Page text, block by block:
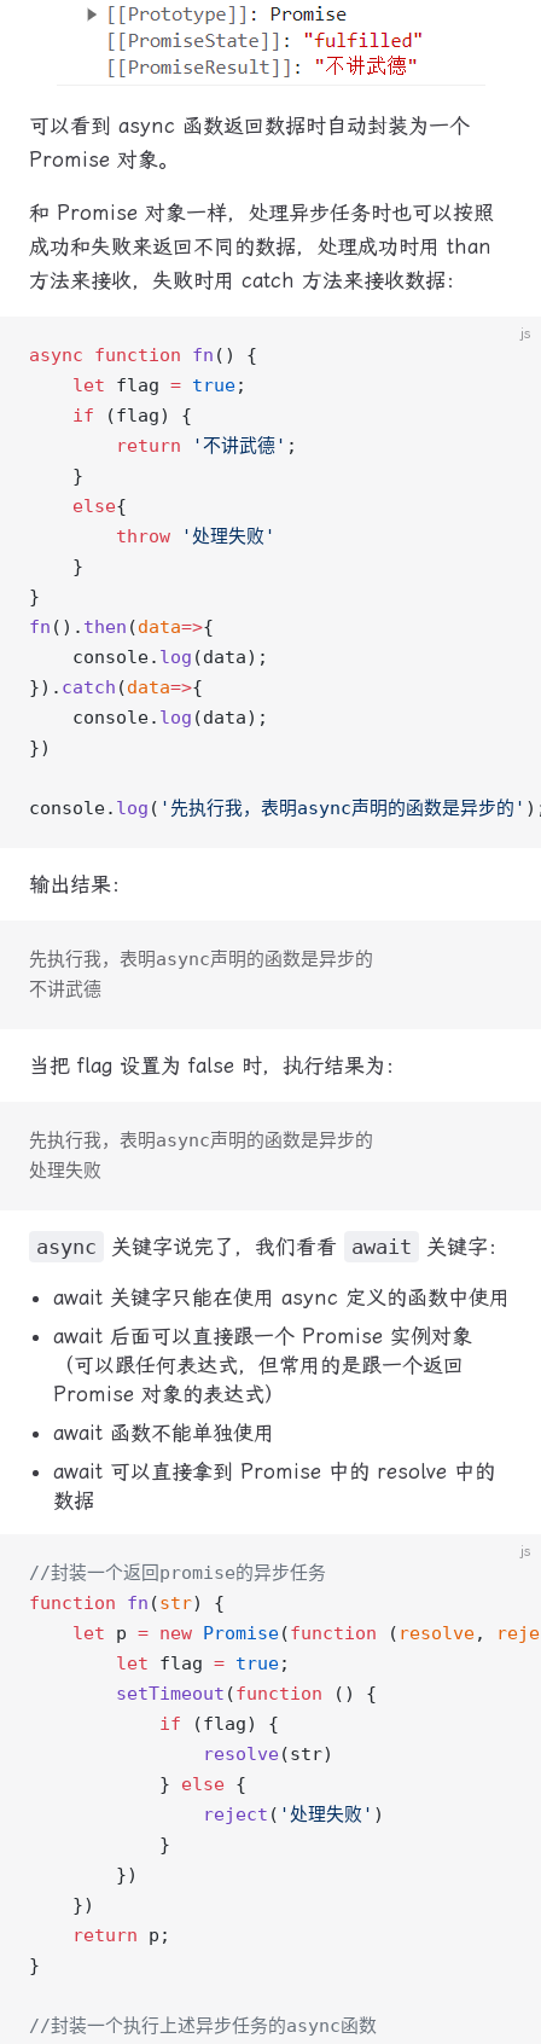
可以看到 async 函数返回数据时自动封装为一个
Promise 对象。
和 Promise 对象一样，处理异步任务时也可以按照
成功和失败来返回不同的数据，处理成功时用 than
方法来接收，失败时用 catch 方法来接收数据：
js
async function fn () {
    let
flag = true;
    if
(flag) {
        return
'不讲武德' ;
    }
    else
{
        throw
'处理失败'
    }
}
fn (). then (data=>{
    console.
log (data);
}). catch (data=>{
    console.
log (data);
})
console. log ( '先执行我，表明async声明的函数是异步的'
输出结果：
先执行我，表明async声明的函数是异步的
不讲武德
当把 flag 设置为 false 时，执行结果为：
先执行我，表明async声明的函数是异步的
处理失败
async 关键字说完了，我们看看 await 关键字：
await 关键字只能在使用 async 定义的函数中使用
await 后面可以直接跟一个 Promise 实例对象
（可以跟任何表达式，但常用的是跟一个返回
Promise 对象的表达式）
await 函数不能单独使用
await 可以直接拿到 Promise 中的 resolve 中的
数据
js
//封装一个返回promise的异步任务
function fn (str) {
    let
p = new Promise(function ( resolve,
        let
flag = true;
        setTimeout
(function () {
            if
(flag) {
                resolve
(str)
            }
else {
                reject
( '处理失败' )
            }
        })
    })
    return
p;
}
//封装一个执行上述异步任务的async函数